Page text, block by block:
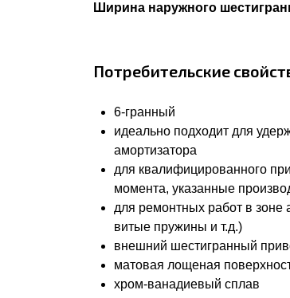
Ширина наружного
Потребительские
6-гранный
идеально подходит для
амортизатора
для квалифицированного
момента, указанные
для ремонтных работ в зоне
витые пружины и т.д.)
внешний шестигранный
матовая лощеная
хром-ванадиевый сплав